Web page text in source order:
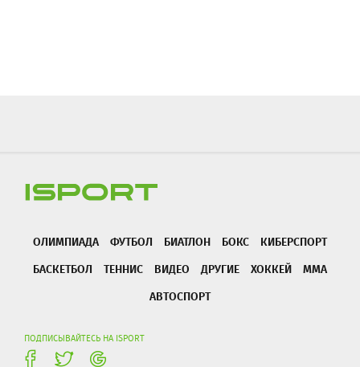
ОЛИМПИАДА ФУТБОЛ БИАТЛОН БОКС
КИБЕРСПОРТ
БАСКЕТБОЛ
ТЕННИС ВИДЕО ДРУГИЕ ХОККЕЙ
ММА
АВТОСПОРТ
ПОДПИСЫВАЙТЕСЬ НА ISPORT